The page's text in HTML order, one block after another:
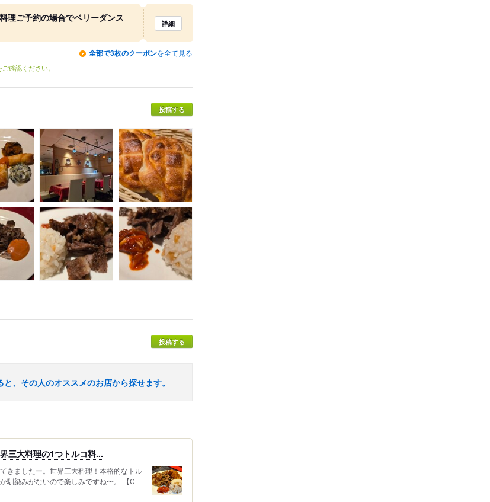
理ご予約の場合でベリーダンス
詳細
全部で3枚のクーポンを全て見る
確認ください。
投稿する
投稿する
、その人のオススメのお店から探せます。
三大料理の1つトルコ料...
きましたー。世界三大料理！本格的なトル
馴染みがないので楽しみですね〜。 【C